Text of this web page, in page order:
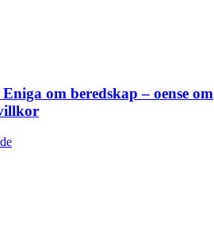
om beredskap – oense om